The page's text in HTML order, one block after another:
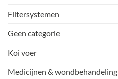
Filtersystemen
Geen categorie
Koi voer
Medicijnen & wondbehandeling